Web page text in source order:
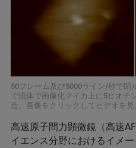
50フレーム及び5000ライン/秒で閉
で流体で画像化マイカ上に5ビオチ
造。画像をクリックしてビデオを見
高速原子間力顕微鏡（高速
イエンス分野におけるイメ